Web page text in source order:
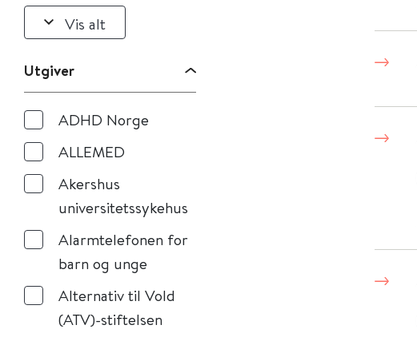
Vis alt
Utgiver
ADHD Norge
ALLEMED
Akershus
universitetssykehus
Alarmtelefonen for
barn og unge
Alternativ til Vold
(ATV)-stiftelsen